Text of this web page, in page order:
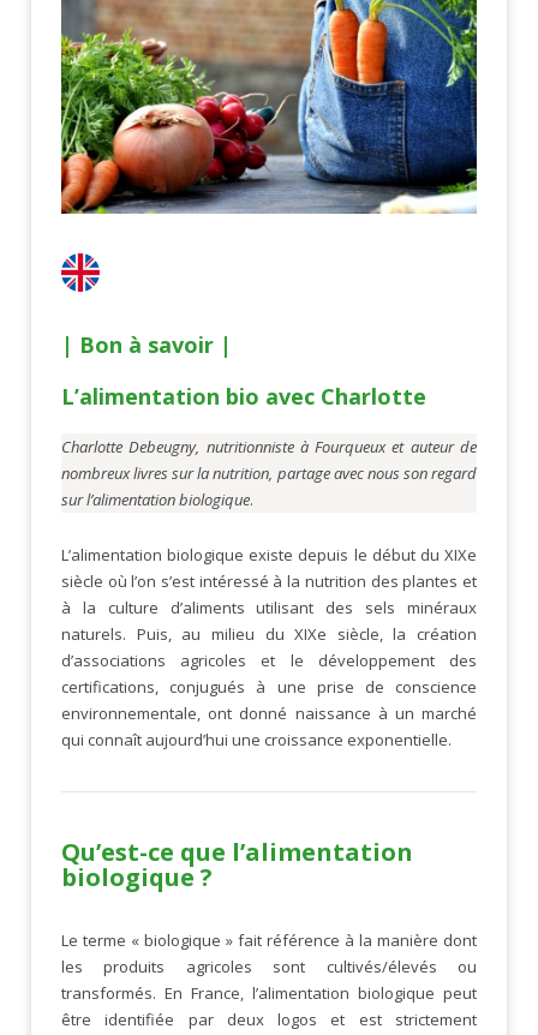
| Bon à savoir |
L’alimentation bio avec Charlotte
Charlotte Debeugny, nutritionniste à Fourqueux et auteur de
nombreux livres sur la nutrition, partage avec nous son regard
sur l’alimentation biologique.
L’alimentation biologique existe depuis le début du XIXe
siècle où l’on s’est intéressé à la nutrition des plantes et
à la culture d’aliments utilisant des sels minéraux
naturels. Puis, au milieu du XIXe siècle, la création
d’associations agricoles et le développement des
certifications, conjugués à une prise de conscience
environnementale, ont donné naissance à un marché
qui connaît aujourd’hui une croissance exponentielle.
Qu’est-ce que l’alimentation
biologique ?
Le terme « biologique » fait référence à la manière dont
les produits agricoles sont cultivés/élevés ou
transformés. En France, l’alimentation biologique peut
être identifiée par deux logos et est strictement